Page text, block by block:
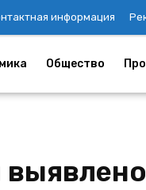
информация
Общество